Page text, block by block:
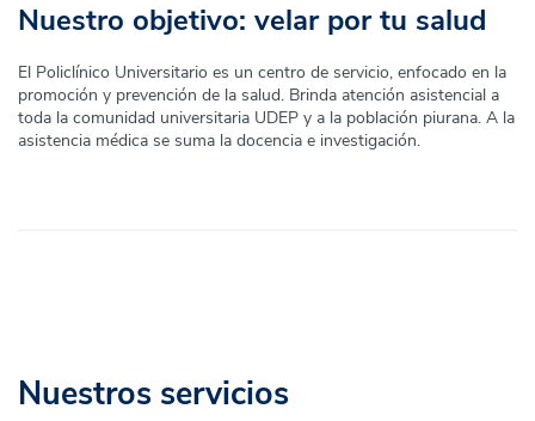
Nuestro objetivo: velar por tu salud
El Policlínico Universitario es un centro de servicio, enfocado en la
promoción y prevención de la salud. Brinda atención asistencial a
toda la comunidad universitaria UDEP y a la población piurana. A la
asistencia médica se suma la docencia e investigación.
Nuestros servicios